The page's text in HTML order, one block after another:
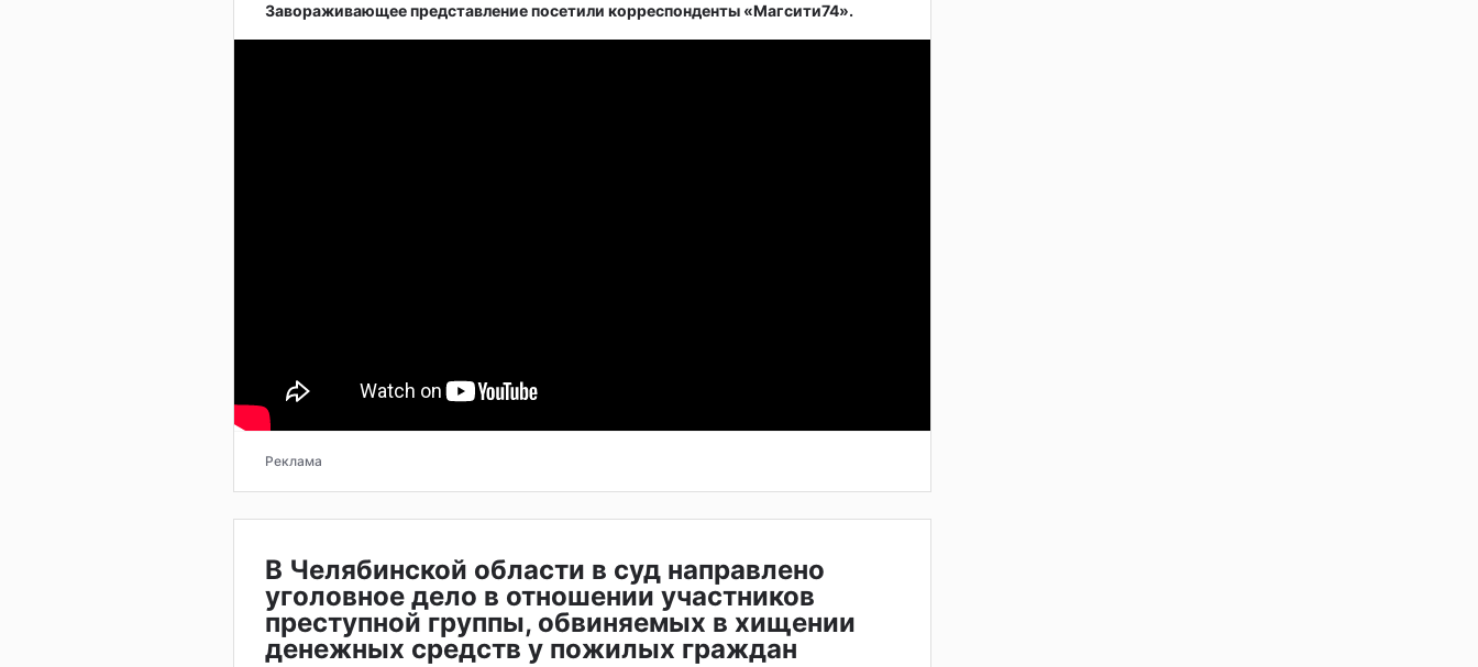
Завораживающее представление посетили корреспонденты «Магсити74».
Реклама
В Челябинской области в суд направлено
уголовное дело в отношении участников
преступной группы, обвиняемых в хищении
денежных средств у пожилых граждан